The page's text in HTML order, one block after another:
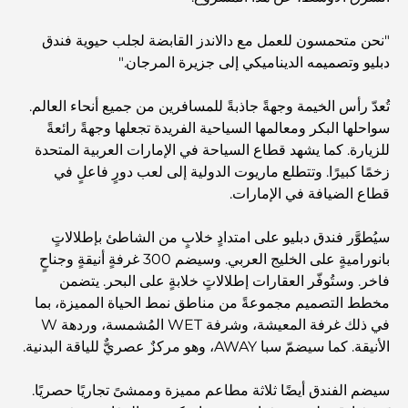
أفضل المطاعم الهندية في دبي: رحلة طهي
اكتشف ممشى نخلة جميرا: جولة بين الفخامة والإطلالات الخلابة
أفضل المناطق للسكن في دبي مع العائلة: اكتشف أفضل
الخيارات
فنادق الخمس نجوم في دبي: فخامة لا مثيل لها لكل مسافر
أشياء يمكنك القيام بها في وسط مدينة دبي: دليلك الشامل
إفطار رمضاني لا يُنسى
"نحن متحمسون للعمل مع دالاندز القابضة لجلب حيوية فندق
دبليو وتصميمه الديناميكي إلى جزيرة المرجان."
تُعدّ رأس الخيمة وجهةً جاذبةً للمسافرين من جميع أنحاء العالم.
سواحلها البكر ومعالمها السياحية الفريدة تجعلها وجهةً رائعةً
للزيارة. كما يشهد قطاع السياحة في الإمارات العربية المتحدة
زخمًا كبيرًا. وتتطلع ماريوت الدولية إلى لعب دورٍ فاعلٍ في
قطاع الضيافة في الإمارات.
سيُطوَّر فندق دبليو على امتدادٍ خلابٍ من الشاطئ بإطلالاتٍ
بانوراميةٍ على الخليج العربي. وسيضم 300 غرفةٍ أنيقةٍ وجناحٍ
فاخر. وستُوفّر العقارات إطلالاتٍ خلابةٍ على البحر. يتضمن
مخطط التصميم مجموعةً من مناطق نمط الحياة المميزة، بما
في ذلك غرفة المعيشة، وشرفة WET المُشمسة، وردهة W
الأنيقة. كما سيضمّ سبا AWAY، وهو مركزٌ عصريٌّ للياقة البدنية.
سيضم الفندق أيضًا ثلاثة مطاعم مميزة وممشىً تجاريًا حصريًا.